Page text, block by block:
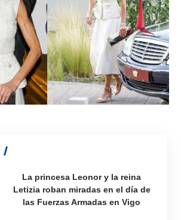
La princesa Leonor y la reina
Letizia roban miradas en el día de
las Fuerzas Armadas en Vigo